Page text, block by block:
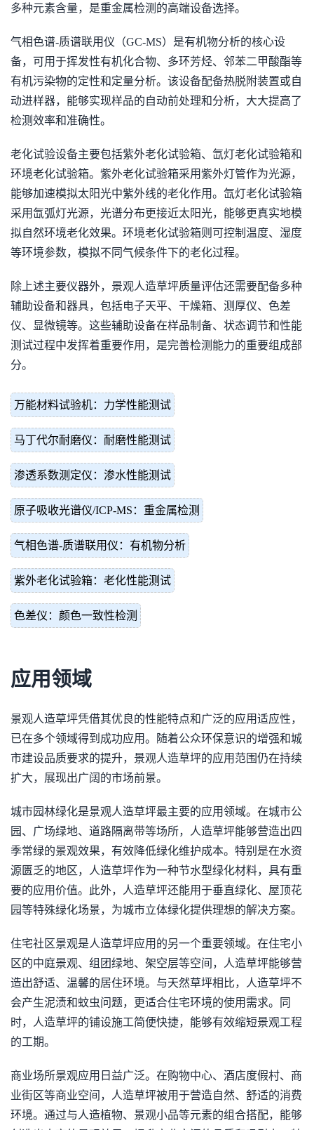
多种元素含量，是重金属检测的高端设备选择。
气相色谱-质谱联用仪（GC-MS）是有机物分析的核心设
备，可用于挥发性有机化合物、多环芳烃、邻苯二甲酸酯等
有机污染物的定性和定量分析。该设备配备热脱附装置或自
动进样器，能够实现样品的自动前处理和分析，大大提高了
检测效率和准确性。
老化试验设备主要包括紫外老化试验箱、氙灯老化试验箱和
环境老化试验箱。紫外老化试验箱采用紫外灯管作为光源，
能够加速模拟太阳光中紫外线的老化作用。氙灯老化试验箱
采用氙弧灯光源，光谱分布更接近太阳光，能够更真实地模
拟自然环境老化效果。环境老化试验箱则可控制温度、湿度
等环境参数，模拟不同气候条件下的老化过程。
除上述主要仪器外，景观人造草坪质量评估还需要配备多种
辅助设备和器具，包括电子天平、干燥箱、测厚仪、色差
仪、显微镜等。这些辅助设备在样品制备、状态调节和性能
测试过程中发挥着重要作用，是完善检测能力的重要组成部
分。
万能材料试验机：力学性能测试
马丁代尔耐磨仪：耐磨性能测试
渗透系数测定仪：渗水性能测试
原子吸收光谱仪/ICP-MS：重金属检测
气相色谱-质谱联用仪：有机物分析
紫外老化试验箱：老化性能测试
色差仪：颜色一致性检测
应用领域
景观人造草坪凭借其优良的性能特点和广泛的应用适应性，
已在多个领域得到成功应用。随着公众环保意识的增强和城
市建设品质要求的提升，景观人造草坪的应用范围仍在持续
扩大，展现出广阔的市场前景。
城市园林绿化是景观人造草坪最主要的应用领域。在城市公
园、广场绿地、道路隔离带等场所，人造草坪能够营造出四
季常绿的景观效果，有效降低绿化维护成本。特别是在水资
源匮乏的地区，人造草坪作为一种节水型绿化材料，具有重
要的应用价值。此外，人造草坪还能用于垂直绿化、屋顶花
园等特殊绿化场景，为城市立体绿化提供理想的解决方案。
住宅社区景观是人造草坪应用的另一个重要领域。在住宅小
区的中庭景观、组团绿地、架空层等空间，人造草坪能够营
造出舒适、温馨的居住环境。与天然草坪相比，人造草坪不
会产生泥渍和蚊虫问题，更适合住宅环境的使用需求。同
时，人造草坪的铺设施工简便快捷，能够有效缩短景观工程
的工期。
商业场所景观应用日益广泛。在购物中心、酒店度假村、商
业街区等商业空间，人造草坪被用于营造自然、舒适的消费
环境。通过与人造植物、景观小品等元素的组合搭配，能够